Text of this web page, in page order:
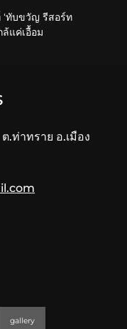
‘ทับขวัญ รีสอร์ท
แค่เอื้อม
.ท่าทราย อ.เมือง
gallery